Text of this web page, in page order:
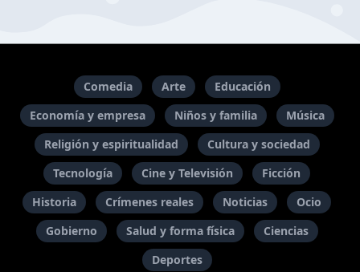
Comedia Arte
Educación
Economía y empresa
Niños y familia
Música
Religión y espiritualidad
Cultura y sociedad
Tecnología
Cine y Televisión
Ficción
Historia
Crímenes reales Noticias
Ocio
Gobierno
Salud y forma física
Ciencias
Deportes